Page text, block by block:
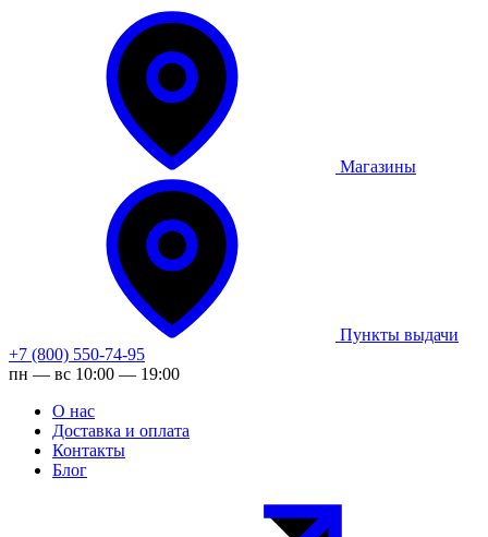
Магазины
Пункты выдачи
+7 (800) 550-74-95
пн — вс 10:00 — 19:00
О нас
Доставка и оплата
Контакты
Блог